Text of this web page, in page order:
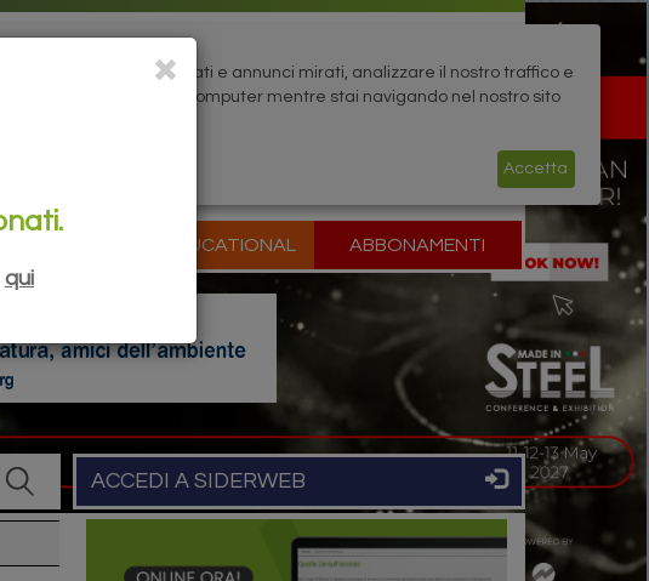
EDUCATIONAL ABBONAMENTI
ACCEDI A SIDERWEB
contenuti personalizzati e annunci mirati, analizzare il nostro traffico e
memorizzati sul tuo computer mentre stai navigando nel nostro sito
Accetta
qui